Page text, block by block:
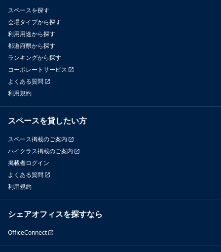
スペースを探す
会場タイプから探す
利用用途から探す
都道府県から探す
ランキングから探す
コーポレートサービス
よくある質問
利用規約
スペースを貸したい方
スペース掲載のご案内
ハイクラス掲載のご案内
掲載者ログイン
よくある質問
利用規約
シェアオフィスを探すなら
OfficeConnect